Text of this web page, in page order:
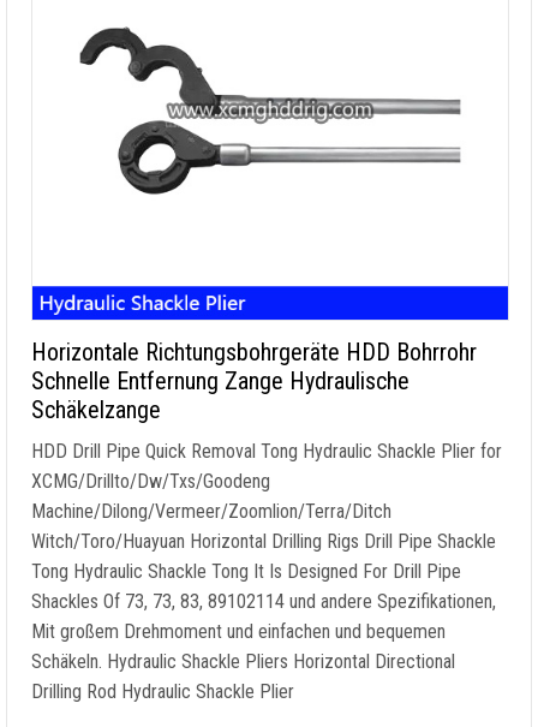
Horizontale Richtungsbohrgeräte HDD Bohrrohr
Schnelle Entfernung Zange Hydraulische
Schäkelzange
HDD Drill Pipe Quick Removal Tong Hydraulic Shackle Plier for
XCMG/Drillto/Dw/Txs/Goodeng
Machine/Dilong/Vermeer/Zoomlion/Terra/Ditch
Witch/Toro/Huayuan Horizontal Drilling Rigs Drill Pipe Shackle
Tong Hydraulic Shackle Tong It Is Designed For Drill Pipe
Shackles Of 73, 73, 83, 89102114 und andere Spezifikationen,
Mit großem Drehmoment und einfachen und bequemen
Schäkeln. Hydraulic Shackle Pliers Horizontal Directional
Drilling Rod Hydraulic Shackle Plier